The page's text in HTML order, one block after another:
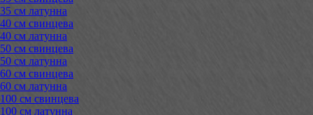
35 см латунна
40 см свинцева
40 см латунна
50 см свинцева
50 см латунна
60 см свинцева
60 см латунна
100 см свинцева
100 см латунна